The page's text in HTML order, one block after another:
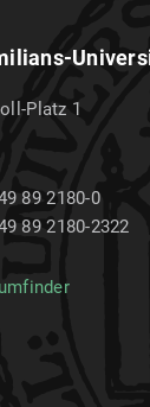
Platz 1
89 2180-0
89 2180-2322